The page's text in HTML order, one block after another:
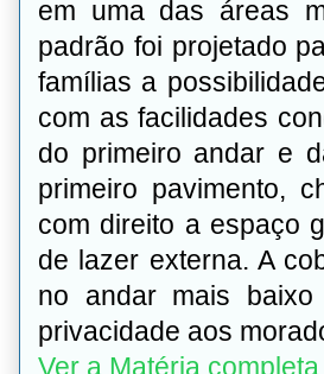
em uma das áreas
padrão foi projetado
famílias a
com as facilidades
do primeiro andar e
primeiro pavimento,
com direito a espaço
de lazer externa. A
no andar mais
privacidade aos
Ver a Matéria completa